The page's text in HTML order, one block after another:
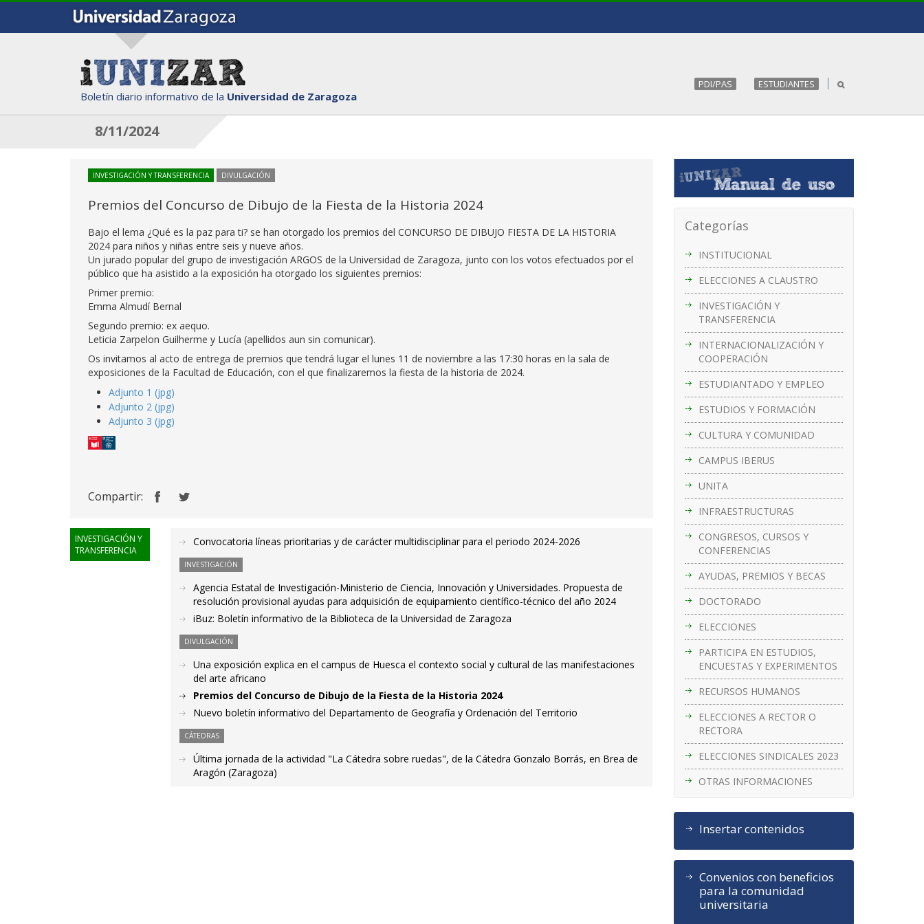
Boletín diario informativo de la Universidad de Zaragoza
PDI/PAS ESTUDIANTES
8/11/2024
Categorías
INSTITUCIONAL
ELECCIONES A CLAUSTRO
INVESTIGACIÓN Y
TRANSFERENCIA
INTERNACIONALIZACIÓN Y
COOPERACIÓN
ESTUDIANTADO Y EMPLEO
ESTUDIOS Y FORMACIÓN
CULTURA Y COMUNIDAD
CAMPUS IBERUS
UNITA
INFRAESTRUCTURAS
CONGRESOS, CURSOS Y
CONFERENCIAS
AYUDAS, PREMIOS Y BECAS
DOCTORADO
ELECCIONES
PARTICIPA EN ESTUDIOS,
ENCUESTAS Y EXPERIMENTOS
RECURSOS HUMANOS
ELECCIONES A RECTOR O
RECTORA
ELECCIONES SINDICALES 2023
OTRAS INFORMACIONES
Insertar contenidos
Convenios con beneficios
para la comunidad
universitaria
INVESTIGACIÓN Y TRANSFERENCIA DIVULGACIÓN
Premios del Concurso de Dibujo de la Fiesta de la Historia 2024
Bajo el lema ¿Qué es la paz para ti? se han otorgado los premios del CONCURSO DE DIBUJO FIESTA DE LA HISTORIA
2024 para niños y niñas entre seis y nueve años.
Un jurado popular del grupo de investigación ARGOS de la Universidad de Zaragoza, junto con los votos efectuados por el
público que ha asistido a la exposición ha otorgado los siguientes premios:
Primer premio:
Emma Almudí Bernal
Segundo premio: ex aequo.
Leticia Zarpelon Guilherme y Lucía (apellidos aun sin comunicar).
Os invitamos al acto de entrega de premios que tendrá lugar el lunes 11 de noviembre a las 17:30 horas en la sala de
exposiciones de la Facultad de Educación, con el que finalizaremos la fiesta de la historia de 2024.
Adjunto 1 (jpg)
Adjunto 2 (jpg)
Adjunto 3 (jpg)
Compartir:
INVESTIGACIÓN Y
TRANSFERENCIA
Convocatoria líneas prioritarias y de carácter multidisciplinar para el periodo 2024-2026
INVESTIGACIÓN
Agencia Estatal de Investigación-Ministerio de Ciencia, Innovación y Universidades. Propuesta de
resolución provisional ayudas para adquisición de equipamiento científico-técnico del año 2024
iBuz: Boletín informativo de la Biblioteca de la Universidad de Zaragoza
DIVULGACIÓN
Una exposición explica en el campus de Huesca el contexto social y cultural de las manifestaciones
del arte africano
Premios del Concurso de Dibujo de la Fiesta de la Historia 2024
Nuevo boletín informativo del Departamento de Geografía y Ordenación del Territorio
CÁTEDRAS
Última jornada de la actividad "La Cátedra sobre ruedas", de la Cátedra Gonzalo Borrás, en Brea de
Aragón (Zaragoza)